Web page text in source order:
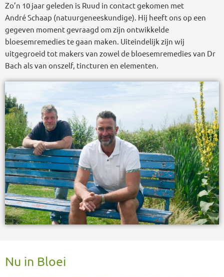
natuurwet.
Het streven naar een harmonieuze
levenshouding is waar wij als Bloesemwinkel
voor staan.
Hier in de Grootschermer hebben wij een stuk
grond van ca. 3 hectare waar wij zelf op
biologische wijze een brede diversiteit aan
bloemen, planten en bomen verzorgen. Hier
maken wij op ambachtelijke wijze onze
producten.
Wat niet bij ons groeit en bloeit, wordt geplukt
op wilde en schone locaties zodat wij altijd de
kwaliteit van onze producten kunnen
waarborgen.
Zo’n 10 jaar geleden is Ruud in contact gekomen met
André Schaap (natuurgeneeskundige). Hij heeft ons op een
gegeven moment gevraagd om zijn ontwikkelde
bloesemremedies te gaan maken. Uiteindelijk zijn wij
uitgegroeid tot makers van zowel de bloesemremedies van Dr
Bach als van onszelf, tincturen en elementen.
Nu in Bloei